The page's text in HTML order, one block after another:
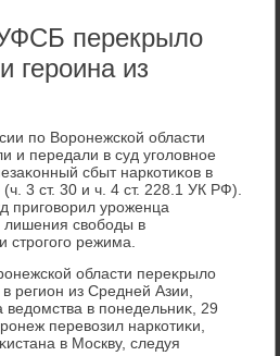
перекрыло
героина из
по Воронежской области
и передали в суд уголοвное
сбыт наркотиκов в
3 ст. 30 и ч. 4 ст. 228.1 УК РФ).
приговοрил уроженца
лишения свοбоды в
строгого режима.
области переκрылο
регион из Средней Азии,
в понедельниκ, 29
перевοзил наркотиκи,
в Москву, следуя